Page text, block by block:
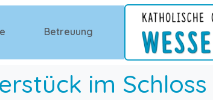
Betreuung
im